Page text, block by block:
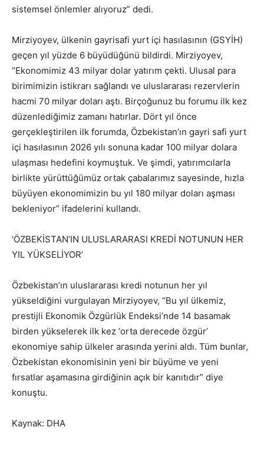
sistemsel önlemler alıyoruz” dedi.
Mirziyoyev, ülkenin gayrisafi yurt içi hasılasının (GSYİH)
geçen yıl yüzde 6 büyüdüğünü bildirdi. Mirziyoyev,
“Ekonomimiz 43 milyar dolar yatırım çekti. Ulusal para
birimimizin istikrarı sağlandı ve uluslararası rezervlerin
hacmi 70 milyar doları aştı. Birçoğunuz bu forumu ilk kez
düzenlediğimiz zamanı hatırlar. Dört yıl önce
gerçekleştirilen ilk forumda, Özbekistan’ın gayri safi yurt
içi hasılasının 2026 yılı sonuna kadar 100 milyar dolara
ulaşması hedefini koymuştuk. Ve şimdi, yatırımcılarla
birlikte yürüttüğümüz ortak çabalarımız sayesinde, hızla
büyüyen ekonomimizin bu yıl 180 milyar doları aşması
bekleniyor” ifadelerini kullandı.
‘ÖZBEKİSTAN’IN ULUSLARARASI KREDİ NOTUNUN HER
YIL YÜKSELİYOR’
Özbekistan’ın uluslararası kredi notunun her yıl
yükseldiğini vurgulayan Mirziyoyev, “Bu yıl ülkemiz,
prestijli Ekonomik Özgürlük Endeksi’nde 14 basamak
birden yükselerek ilk kez ‘orta derecede özgür’
ekonomiye sahip ülkeler arasında yerini aldı. Tüm bunlar,
Özbekistan ekonomisinin yeni bir büyüme ve yeni
fırsatlar aşamasına girdiğinin açık bir kanıtıdır” diye
konuştu.
Kaynak: DHA